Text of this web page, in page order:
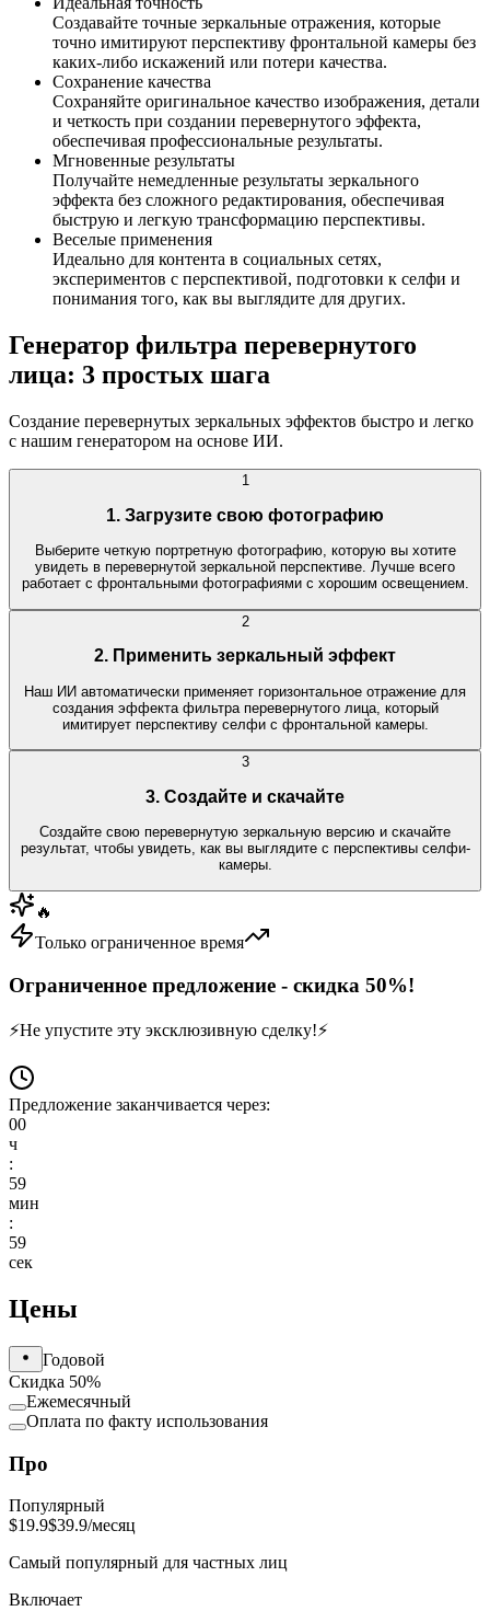
Создавайте точные зеркальные отражения, которые
точно имитируют перспективу фронтальной камеры без
каких-либо искажений или потери качества.
Сохранение качества
Сохраняйте оригинальное качество изображения, детали
и четкость при создании перевернутого эффекта,
обеспечивая профессиональные результаты.
Мгновенные результаты
Получайте немедленные результаты зеркального
эффекта без сложного редактирования, обеспечивая
быструю и легкую трансформацию перспективы.
Веселые применения
Идеально для контента в социальных сетях,
экспериментов с перспективой, подготовки к селфи и
понимания того, как вы выглядите для других.
Генератор фильтра перевернутого
лица: 3 простых шага
Создание перевернутых зеркальных эффектов быстро и легко
с нашим генератором на основе ИИ.
1
1. Загрузите свою фотографию
Выберите четкую портретную фотографию, которую вы хотите
увидеть в перевернутой зеркальной перспективе. Лучше всего
работает с фронтальными фотографиями с хорошим освещением.
2
2. Применить зеркальный эффект
Наш ИИ автоматически применяет горизонтальное отражение для
создания эффекта фильтра перевернутого лица, который
имитирует перспективу селфи с фронтальной камеры.
3
3. Создайте и скачайте
Создайте свою перевернутую зеркальную версию и скачайте
результат, чтобы увидеть, как вы выглядите с перспективы селфи-
камеры.
🔥
Только ограниченное время
Ограниченное предложение - скидка 50%!
⚡Не упустите эту эксклюзивную сделку!⚡
Предложение заканчивается через:
00
ч
:
59
мин
:
59
сек
Цены
Годовой
Скидка 50%
Ежемесячный
Оплата по факту использования
Про
Популярный
$19.9$39.9/месяц
Самый популярный для частных лиц
Включает